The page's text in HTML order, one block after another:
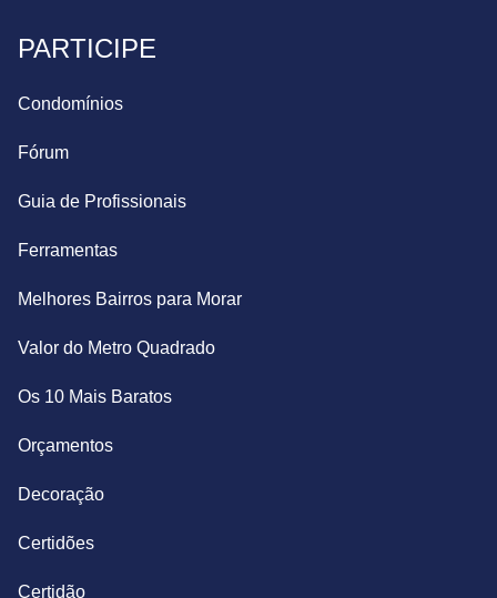
PARTICIPE
Condomínios
Fórum
Guia de Profissionais
Ferramentas
Melhores Bairros para Morar
Valor do Metro Quadrado
Os 10 Mais Baratos
Orçamentos
Decoração
Certidões
Certidão